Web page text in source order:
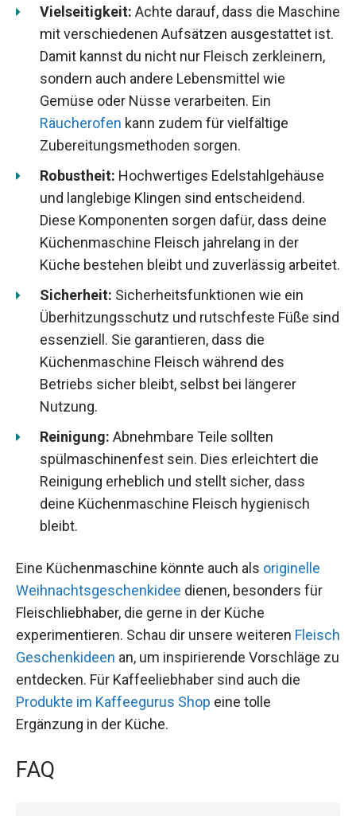
Vielseitigkeit: Achte darauf, dass die Maschine
mit verschiedenen Aufsätzen ausgestattet ist.
Damit kannst du nicht nur Fleisch zerkleinern,
sondern auch andere Lebensmittel wie
Gemüse oder Nüsse verarbeiten. Ein
Räucherofen kann zudem für vielfältige
Zubereitungsmethoden sorgen.
Robustheit: Hochwertiges Edelstahlgehäuse
und langlebige Klingen sind entscheidend.
Diese Komponenten sorgen dafür, dass deine
Küchenmaschine Fleisch jahrelang in der
Küche bestehen bleibt und zuverlässig arbeitet.
Sicherheit: Sicherheitsfunktionen wie ein
Überhitzungsschutz und rutschfeste Füße sind
essenziell. Sie garantieren, dass die
Küchenmaschine Fleisch während des
Betriebs sicher bleibt, selbst bei längerer
Nutzung.
Reinigung: Abnehmbare Teile sollten
spülmaschinenfest sein. Dies erleichtert die
Reinigung erheblich und stellt sicher, dass
deine Küchenmaschine Fleisch hygienisch
bleibt.
Eine Küchenmaschine könnte auch als originelle
Weihnachtsgeschenkidee dienen, besonders für
Fleischliebhaber, die gerne in der Küche
experimentieren. Schau dir unsere weiteren Fleisch
Geschenkideen an, um inspirierende Vorschläge zu
entdecken. Für Kaffeeliebhaber sind auch die
Produkte im Kaffeegurus Shop eine tolle
Ergänzung in der Küche.
FAQ